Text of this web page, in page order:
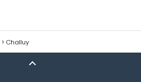
Challuy